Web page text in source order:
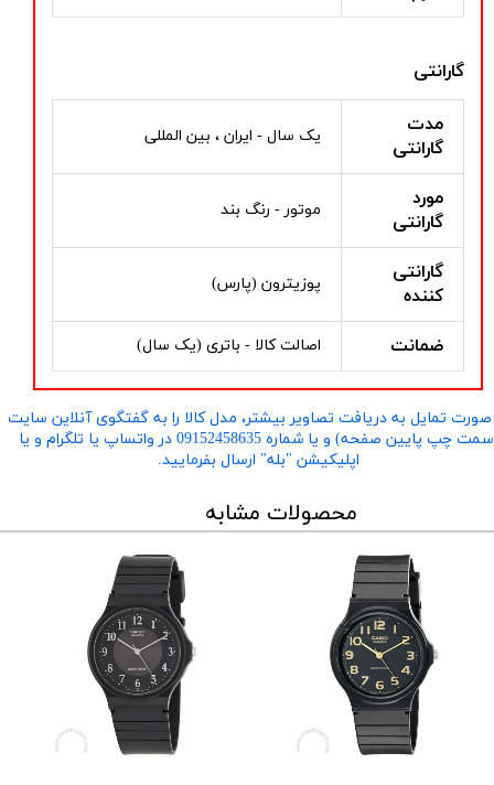
گارانتی
مدت
گارانتی
یک سال - ایران ، بین المللی
مورد
گارانتی
موتور - رنگ بند
گارانتی
کننده
پوزیترون (پارس)
ضمانت اصالت کالا - باتری (یک سال)
تمایل به دریافت تصاویر بیشتر، مدل کالا را به گفتگوی آنلاین سایت
​​​​​​​(سمت چپ پایین صفحه) و یا شماره 09152458635 در واتساپ یا تلگرام و یا
اپلیکیشن "بله" ارسال بفرمایید.
محصولات مشابه